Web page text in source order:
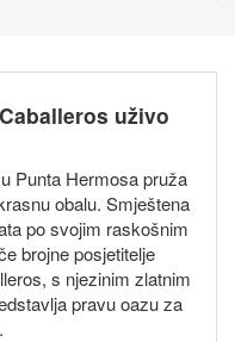
uživo
Punta Hermosa pruža
obalu. Smještena
po svojim raskošnim
brojne posjetitelje
s njezinim zlatnim
pravu oazu za